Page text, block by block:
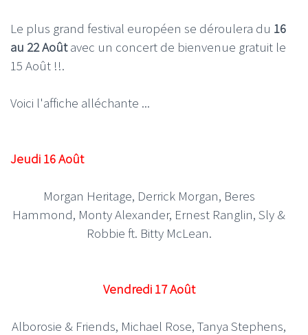
Le plus grand festival européen se déroulera du 16
au 22 Aoûtavec un concert de bienvenue gratuit le
15 Août !!.
Voici l'affiche alléchante ...
Jeudi 16 Août
Morgan Heritage, Derrick Morgan, Beres
Hammond, Monty Alexander, Ernest Ranglin, Sly &
Robbie ft. Bitty McLean.
Vendredi 17 Août
Alborosie & Friends, Michael Rose, Tanya Stephens,